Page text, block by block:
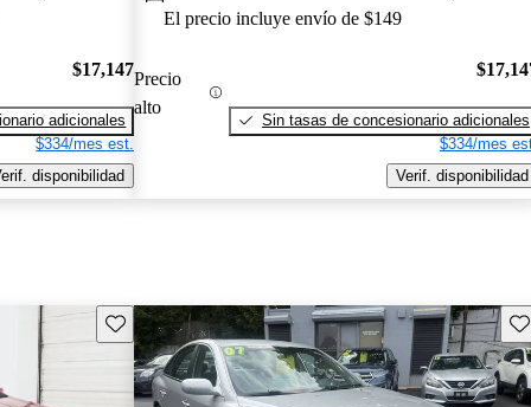
$17,147
adicionales
$334/mes est.
disponibilidad
El precio incluye envío de $149
Precio
alto
Sin tasas de concesionario adicionales
$334/mes
Verif. disponibilidad
Guarda este Aviso